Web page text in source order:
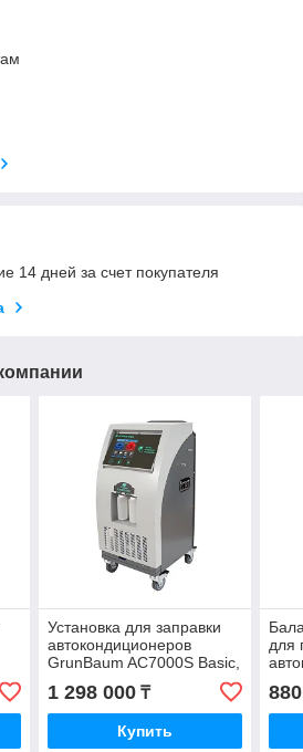
14 дней за счет покупателя
Установка для заправки
автокондиционеров
GrunBaum AC7000S Basic,
автоматическая, R134
1 298 000₸
Купить
для